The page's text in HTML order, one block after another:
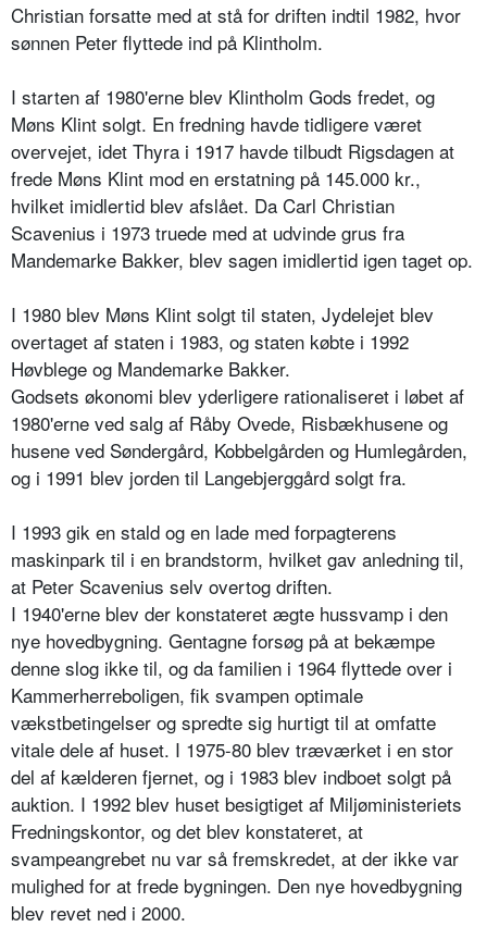
Christian forsatte med at stå for driften indtil 1982, hvor
sønnen Peter flyttede ind på Klintholm.
I starten af 1980'erne blev Klintholm Gods fredet, og
Møns Klint solgt. En fredning havde tidligere været
overvejet, idet Thyra i 1917 havde tilbudt Rigsdagen at
frede Møns Klint mod en erstatning på 145.000 kr.,
hvilket imidlertid blev afslået. Da Carl Christian
Scavenius i 1973 truede med at udvinde grus fra
Mandemarke Bakker, blev sagen imidlertid igen taget op.
I 1980 blev Møns Klint solgt til staten, Jydelejet blev
overtaget af staten i 1983, og staten købte i 1992
Høvblege og Mandemarke Bakker.
Godsets økonomi blev yderligere rationaliseret i løbet af
1980'erne ved salg af Råby Ovede, Risbækhusene og
husene ved Søndergård, Kobbelgården og Humlegården,
og i 1991 blev jorden til Langebjerggård solgt fra.
I 1993 gik en stald og en lade med forpagterens
maskinpark til i en brandstorm, hvilket gav anledning til,
at Peter Scavenius selv overtog driften.
I 1940'erne blev der konstateret ægte hussvamp i den
nye hovedbygning. Gentagne forsøg på at bekæmpe
denne slog ikke til, og da familien i 1964 flyttede over i
Kammerherreboligen, fik svampen optimale
vækstbetingelser og spredte sig hurtigt til at omfatte
vitale dele af huset. I 1975-80 blev træværket i en stor
del af kælderen fjernet, og i 1983 blev indboet solgt på
auktion. I 1992 blev huset besigtiget af Miljøministeriets
Fredningskontor, og det blev konstateret, at
svampeangrebet nu var så fremskredet, at der ikke var
mulighed for at frede bygningen. Den nye hovedbygning
blev revet ned i 2000.